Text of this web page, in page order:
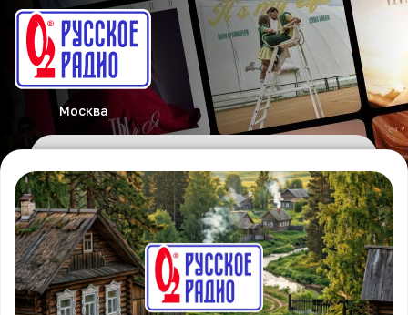
Москва